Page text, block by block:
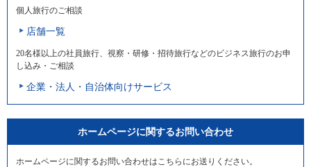
個人旅行のご相談
店舗一覧
20名様以上の社員旅行、視察・研修・招待旅行などのビジネス旅行のお申
し込み・ご相談
企業・法人・自治体向けサービス
ホームページに関するお問い合わせ
ホームページに関するお問い合わせはこちらにお送りください。